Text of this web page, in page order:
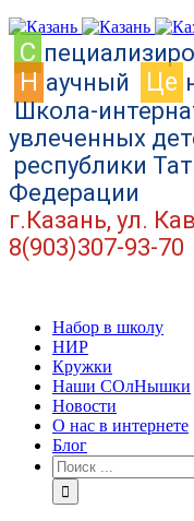
C
Н аучный Це
Школа-
увлеченных
республики
Федерации
г.Казань, ул.
8(903)307-93-70
Набор в школу
НИР
Кружки
Наши СОлНышки
Новости
О нас в интернете
Блог